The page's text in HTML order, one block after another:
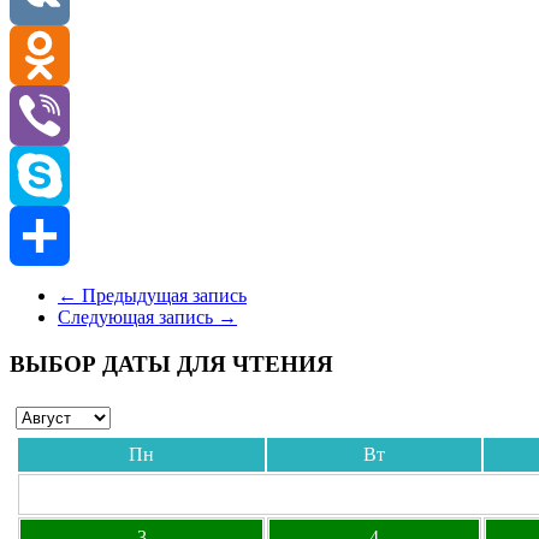
VK
Odnoklassniki
Viber
Skype
Отправить
← Предыдущая запись
Следующая запись →
ВЫБОР ДАТЫ ДЛЯ ЧТЕНИЯ
Пн Вт